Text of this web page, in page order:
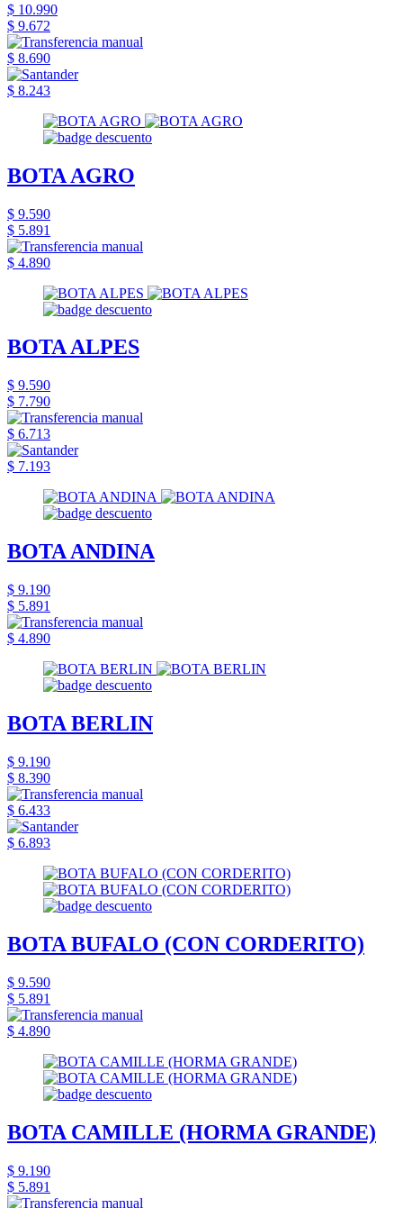
$ 10.990
$ 9.672
$ 8.690
$ 8.243
BOTA AGRO
$ 9.590
$ 5.891
$ 4.890
BOTA ALPES
$ 9.590
$ 7.790
$ 6.713
$ 7.193
BOTA ANDINA
$ 9.190
$ 5.891
$ 4.890
BOTA BERLIN
$ 9.190
$ 8.390
$ 6.433
$ 6.893
BOTA BUFALO (CON CORDERITO)
$ 9.590
$ 5.891
$ 4.890
BOTA CAMILLE (HORMA GRANDE)
$ 9.190
$ 5.891